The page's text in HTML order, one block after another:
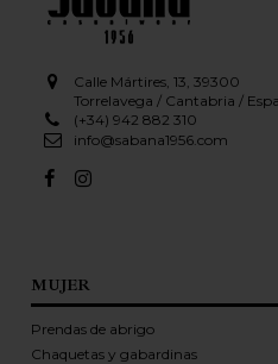
Calle Mártires, 13, 39300
Torrelavega / Cantabria /
(+34) 942 882 310
info@sabana1956.com
MUJER
Prendas de abrigo
Chaquetas y gabardinas